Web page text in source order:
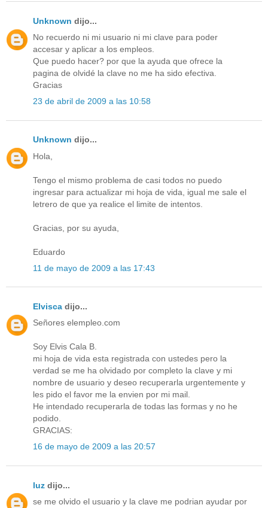
Unknown dijo...
No recuerdo ni mi usuario ni mi clave para poder
accesar y aplicar a los empleos.
Que puedo hacer? por que la ayuda que ofrece la
pagina de olvidé la clave no me ha sido efectiva.
Gracias
23 de abril de 2009 a las 10:58
Unknown dijo...
Hola,
Tengo el mismo problema de casi todos no puedo
ingresar para actualizar mi hoja de vida, igual me sale el
letrero de que ya realice el limite de intentos.
Gracias, por su ayuda,
Eduardo
11 de mayo de 2009 a las 17:43
Elvisca dijo...
Señores elempleo.com
Soy Elvis Cala B.
mi hoja de vida esta registrada con ustedes pero la
verdad se me ha olvidado por completo la clave y mi
nombre de usuario y deseo recuperarla urgentemente y
les pido el favor me la envien por mi mail.
He intendado recuperarla de todas las formas y no he
podido.
GRACIAS:
16 de mayo de 2009 a las 20:57
luz dijo...
se me olvido el usuario y la clave me podrian ayudar por